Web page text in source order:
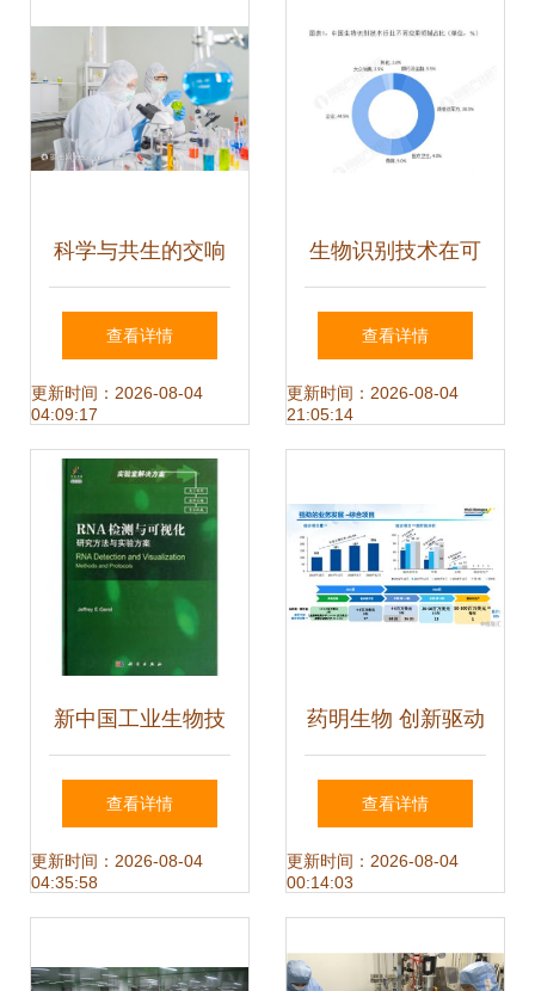
科学与共生的交响
一对西方夫妇在实
验室中追逐抗疫未
来
查看详情
更新时间：2026-08-04
04:09:17
生物识别技术在可
穿戴领域的可持续
发展路径与技术开
查看详情
更新时间：2026-08-04
21:05:14
新中国工业生物技
术发展史略
查看详情
更新时间：2026-08-04
04:35:58
药明生物 创新驱动
业绩腾飞新篇章
查看详情
更新时间：2026-08-04
00:14:03